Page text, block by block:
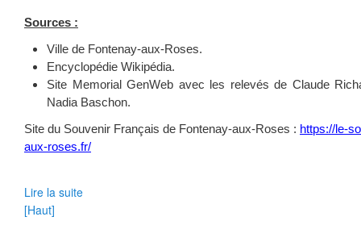
Sources :
Ville de Fontenay-aux-Roses.
Encyclopédie Wikipédia.
Site Memorial GenWeb avec les relevés de Claude
Nadia Baschon.
Site du Souvenir Français de Fontenay-aux-Roses : https://le-
aux-roses.fr/
Lire la suite
[Haut]